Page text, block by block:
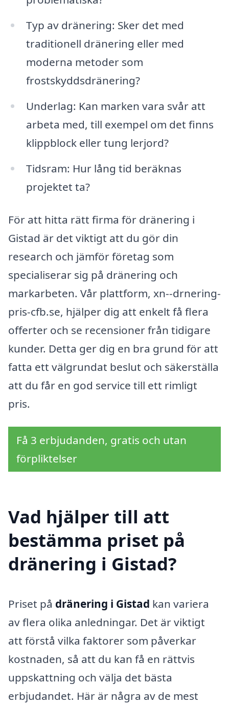
Typ av dränering: Sker det med
traditionell dränering eller med
moderna metoder som
frostskyddsdränering?
Underlag: Kan marken vara svår att
arbeta med, till exempel om det finns
klippblock eller tung lerjord?
Tidsram: Hur lång tid beräknas
projektet ta?
För att hitta rätt firma för dränering i
Gistad är det viktigt att du gör din
research och jämför företag som
specialiserar sig på dränering och
markarbeten. Vår plattform, xn--drnering-
pris-cfb.se, hjälper dig att enkelt få flera
offerter och se recensioner från tidigare
kunder. Detta ger dig en bra grund för att
fatta ett välgrundat beslut och säkerställa
att du får en god service till ett rimligt
pris.
Få 3 erbjudanden, gratis och utan
förpliktelser
Vad hjälper till att
bestämma priset på
dränering i Gistad?
Priset på dränering i Gistad kan variera
av flera olika anledningar. Det är viktigt
att förstå vilka faktorer som påverkar
kostnaden, så att du kan få en rättvis
uppskattning och välja det bästa
erbjudandet. Här är några av de mest